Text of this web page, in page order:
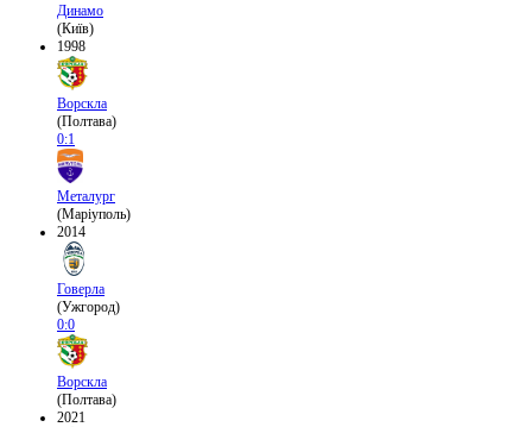
Динамо
(Київ)
1998
Ворскла
(Полтава)
0:1
Металург
(Маріуполь)
2014
Говерла
(Ужгород)
0:0
Ворскла
(Полтава)
2021